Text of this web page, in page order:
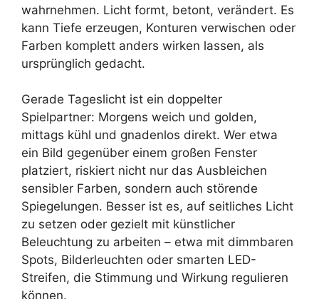
wahrnehmen. Licht formt, betont, verändert. Es
kann Tiefe erzeugen, Konturen verwischen oder
Farben komplett anders wirken lassen, als
ursprünglich gedacht.
Gerade Tageslicht ist ein doppelter
Spielpartner: Morgens weich und golden,
mittags kühl und gnadenlos direkt. Wer etwa
ein Bild gegenüber einem großen Fenster
platziert, riskiert nicht nur das Ausbleichen
sensibler Farben, sondern auch störende
Spiegelungen. Besser ist es, auf seitliches Licht
zu setzen oder gezielt mit künstlicher
Beleuchtung zu arbeiten – etwa mit dimmbaren
Spots, Bilderleuchten oder smarten LED-
Streifen, die Stimmung und Wirkung regulieren
können.